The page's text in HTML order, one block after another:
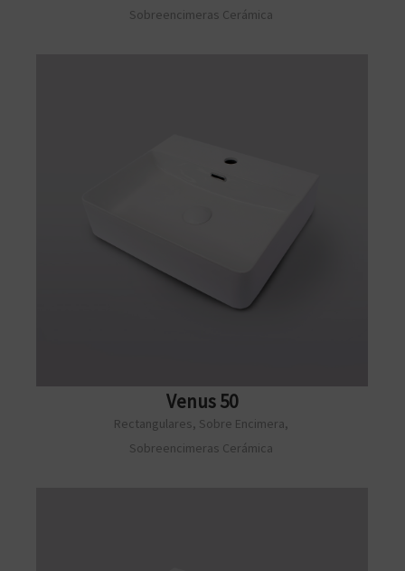
Sobreencimeras Cerámica
Venus 50
Rectangulares, Sobre Encimera,
Sobreencimeras Cerámica